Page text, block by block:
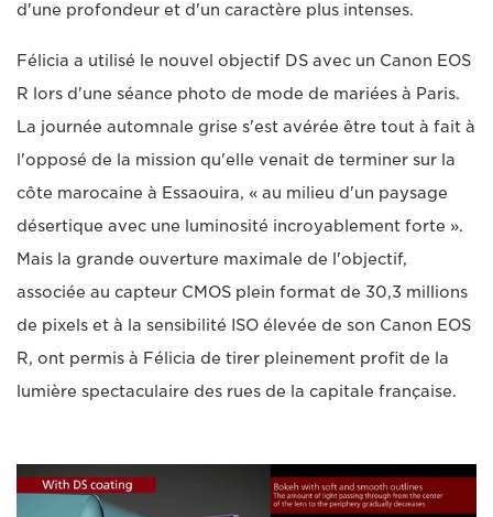
d'une profondeur et d'un caractère plus intenses.
Félicia a utilisé le nouvel objectif DS avec un Canon EOS
R lors d'une séance photo de mode de mariées à Paris.
La journée automnale grise s'est avérée être tout à fait à
l'opposé de la mission qu'elle venait de terminer sur la
côte marocaine à Essaouira, « au milieu d'un paysage
désertique avec une luminosité incroyablement forte ».
Mais la grande ouverture maximale de l'objectif,
associée au capteur CMOS plein format de 30,3 millions
de pixels et à la sensibilité ISO élevée de son Canon EOS
R, ont permis à Félicia de tirer pleinement profit de la
lumière spectaculaire des rues de la capitale française.